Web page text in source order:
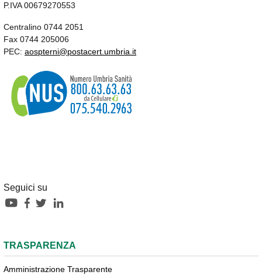
P.IVA 00679270553
Centralino 0744 2051
Fax 0744 205006
PEC: aospterni@postacert.umbria.it
Seguici su
TRASPARENZA
Amministrazione Trasparente